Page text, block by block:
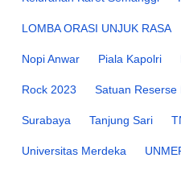
LOMBA ORASI UNJUK RASA
Nopi Anwar Piala Kapolri
Rock 2023 Satuan Reserse
Surabaya Tanjung Sari
Universitas Merdeka